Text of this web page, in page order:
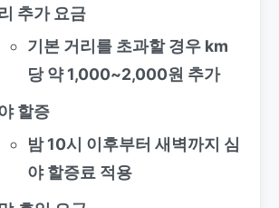
추가 요금
기본 거리를 초과할 경우 km
당 약 1,000~2,000원 추가
할증
밤 10시 이후부터 새벽까지 심
야 할증료 적용